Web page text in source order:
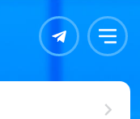
Контакты Меню